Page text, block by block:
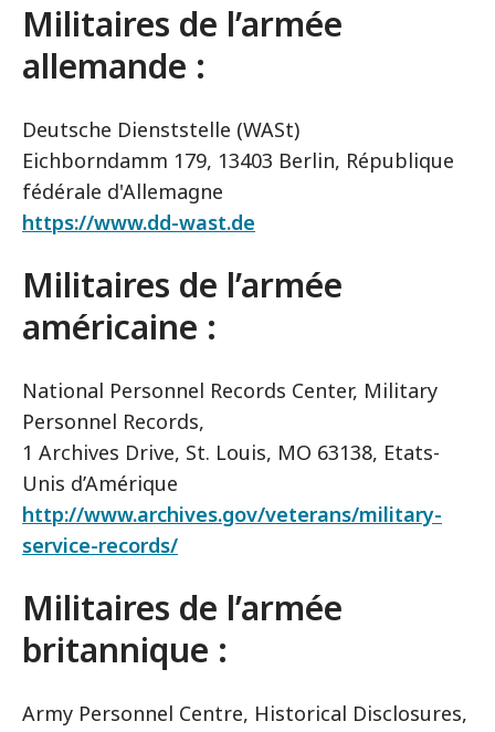
Militaires de l’armée
allemande :
Deutsche Dienststelle (WASt)
Eichborndamm 179, 13403 Berlin, République
fédérale d'Allemagne
https://www.dd-wast.de
Militaires de l’armée
américaine :
National Personnel Records Center, Military
Personnel Records,
1 Archives Drive, St. Louis, MO 63138, Etats-
Unis d’Amérique
http://www.archives.gov/veterans/military-
service-records/
Militaires de l’armée
britannique :
Army Personnel Centre, Historical Disclosures,